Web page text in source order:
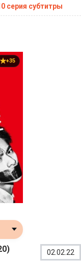
серия субтитры
+35
02.02.22